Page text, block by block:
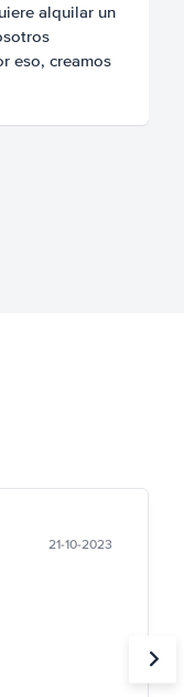
alquilar un
eso, creamos
21-10-2023